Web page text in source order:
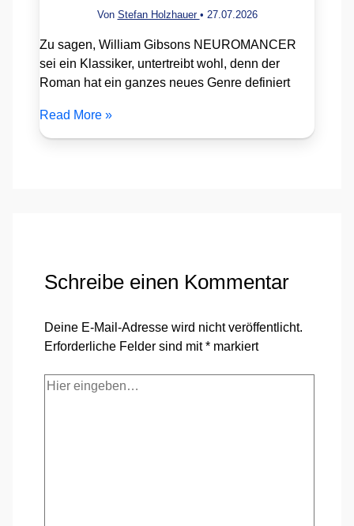
Von Stefan Holzhauer • 27.07.2026
Zu sagen, William Gibsons NEUROMANCER
sei ein Klassiker, untertreibt wohl, denn der
Roman hat ein ganzes neues Genre definiert
Read More »
Schreibe einen Kommentar
Deine E-Mail-Adresse wird nicht veröffentlicht.
Erforderliche Felder sind mit* markiert
Hier